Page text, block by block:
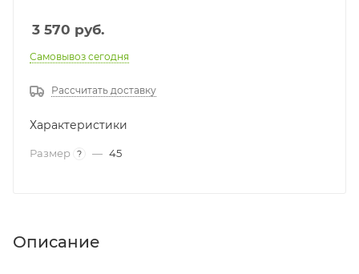
3 570 руб.
Самовывоз сегодня
Рассчитать доставку
Характеристики
Размер ? — 45
Описание